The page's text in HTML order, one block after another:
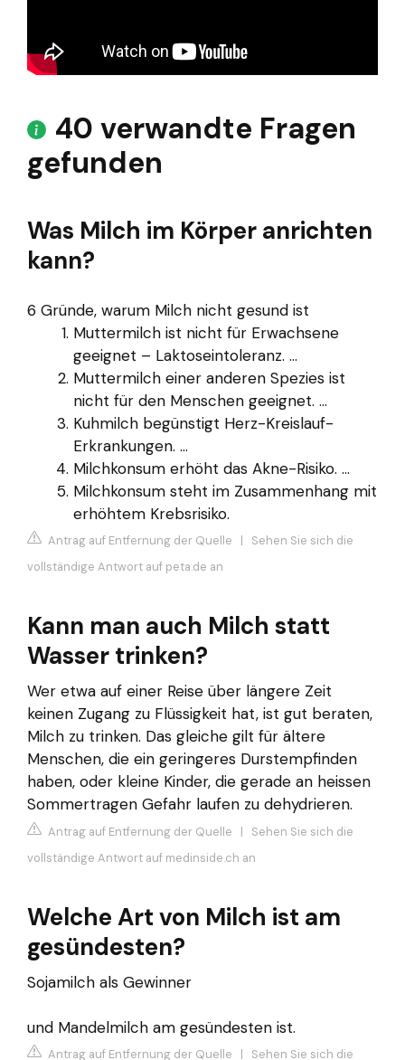
40 verwandte Fragen
gefunden
Was Milch im Körper anrichten
kann?
6 Gründe, warum Milch nicht gesund ist
Muttermilch ist nicht für Erwachsene
geeignet – Laktoseintoleranz. ...
Muttermilch einer anderen Spezies ist
nicht für den Menschen geeignet. ...
Kuhmilch begünstigt Herz-Kreislauf-
Erkrankungen. ...
Milchkonsum erhöht das Akne-Risiko. ...
Milchkonsum steht im Zusammenhang mit
erhöhtem Krebsrisiko.
Antrag auf Entfernung der Quelle | Sehen Sie sich die
vollständige Antwort auf peta.de an
Kann man auch Milch statt
Wasser trinken?
Wer etwa auf einer Reise über längere Zeit
keinen Zugang zu Flüssigkeit hat, ist gut beraten,
Milch zu trinken. Das gleiche gilt für ältere
Menschen, die ein geringeres Durstempfinden
haben, oder kleine Kinder, die gerade an heissen
Sommertragen Gefahr laufen zu dehydrieren.
Antrag auf Entfernung der Quelle | Sehen Sie sich die
vollständige Antwort auf medinside.ch an
Welche Art von Milch ist am
gesündesten?
Sojamilch als Gewinner
und Mandelmilch am gesündesten ist.
Antrag auf Entfernung der Quelle | Sehen Sie sich die